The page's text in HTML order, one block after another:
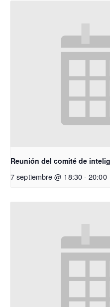
Reunión del comité de
7 septiembre @ 18:30- 20:00